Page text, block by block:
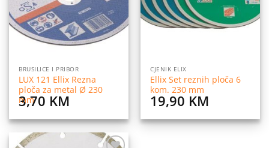
BRUSILICE I PRIBOR
LUX 121 Ellix Rezna
ploča za metal Ø 230
mm
3,70 KM
CJENIK ELIX
Ellix Set reznih ploča 6
kom. 230 mm
19,90 KM